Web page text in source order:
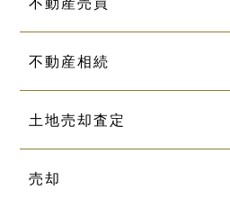
不動産相続
土地売却査定
売却